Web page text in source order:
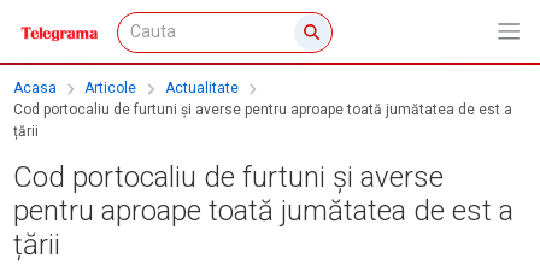
Acasa Articole
Actualitate
Cod portocaliu de furtuni și averse pentru aproape toată jumătatea de est a
țării
Cod portocaliu de furtuni și averse
pentru aproape toată jumătatea de est a
țării